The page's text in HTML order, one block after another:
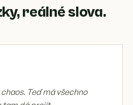
reálné slova.
Teď má všechno